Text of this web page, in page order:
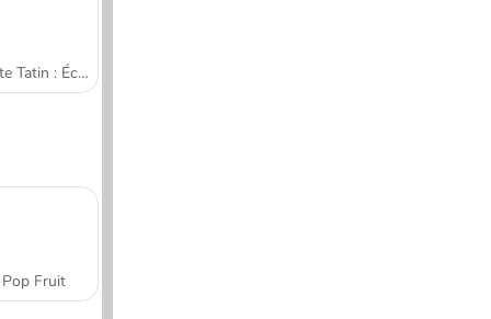
Tarte Tatin : École de cuisine de Sara
Pop Fruit